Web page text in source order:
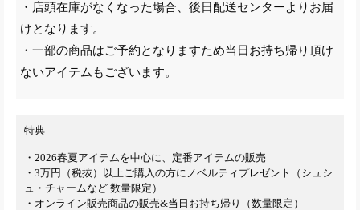
・店頭在庫がなくなった場合、後日配送センターよりお届
けとなります。
・一部の商品はご予約となりますため当日お持ち帰り頂け
ないアイテムもございます。
特典
・2026春夏アイテムを中心に、定番アイテムの販売
・3万円（税抜）以上ご購入の方にノベルティプレゼント（シュシ
ュ・チャームなど 数量限定）
・オンライン販売商品の販売&当日お持ち帰り（数量限定）